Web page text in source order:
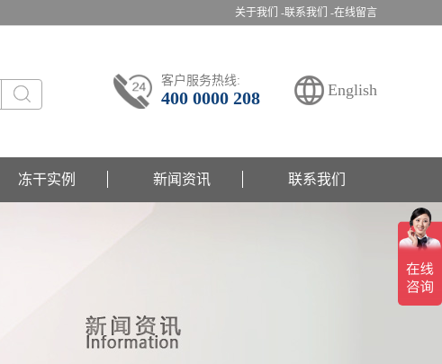
关于我们 -联系我们 -在线留言
English
客户服务热线:
400 0000 208
冻干实例 新闻资讯 联系我们